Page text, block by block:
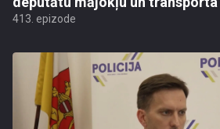
413. epizode